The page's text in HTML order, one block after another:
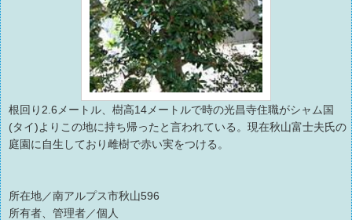
根回り2.6メートル、樹高14メートルで時の光昌寺住職がシャム国
(タイ)よりこの地に持ち帰ったと言われている。現在秋山富士夫氏の
庭園に自生しており雌樹で赤い実をつける。
所在地／南アルプス市秋山596
所有者、管理者／個人